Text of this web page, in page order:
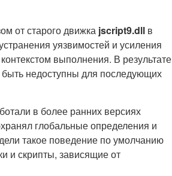
от старого движка jscript9.dll в
уязвимостей и усиления
выполнения. В результате
недоступны для последующих
в более ранних версиях
глобальные определения и
такое поведение по умолчанию
и скрипты, зависящие от